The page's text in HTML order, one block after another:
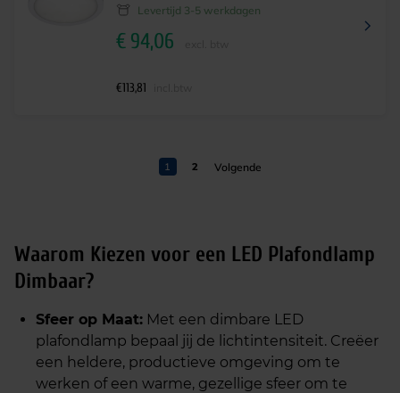
Levertijd 3-5 werkdagen
€ 94,06
€113,81
1 2
Waarom Kiezen voor een LED Plafondlamp
Dimbaar?
Sfeer op Maat: Met een dimbare LED
plafondlamp bepaal jij de lichtintensiteit. Creëer
een heldere, productieve omgeving om te
werken of een warme, gezellige sfeer om te